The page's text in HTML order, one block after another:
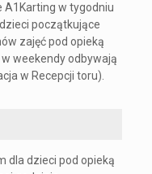
w tygodniu
początkujące
zajęć pod opieką
weekendy odbywają
w Recepcji toru).
dla dzieci pod opieką